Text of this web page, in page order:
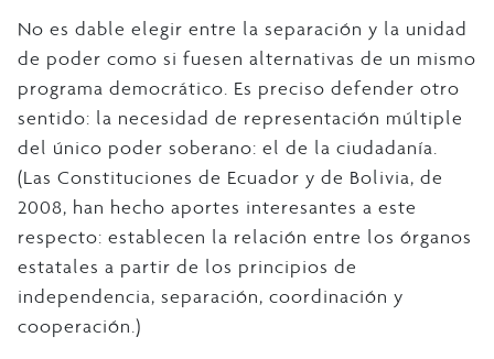
No es dable elegir entre la separación y la unidad
de poder como si fuesen alternativas de un mismo
programa democrático. Es preciso defender otro
sentido: la necesidad de representación múltiple
del único poder soberano: el de la ciudadanía.
(Las Constituciones de Ecuador y de Bolivia, de
2008, han hecho aportes interesantes a este
respecto: establecen la relación entre los órganos
estatales a partir de los principios de
independencia, separación, coordinación y
cooperación.)